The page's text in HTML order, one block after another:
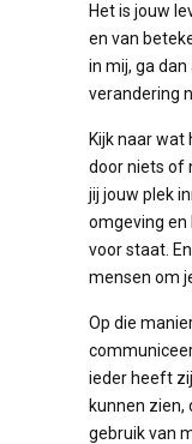
Het is jouw
en van
in mij, ga
verandering
Kijk naar
door niets of
jij jouw plek
omgeving en
voor staat.
mensen om
Op die
ieder heeft
kunnen zien,
gebruik van